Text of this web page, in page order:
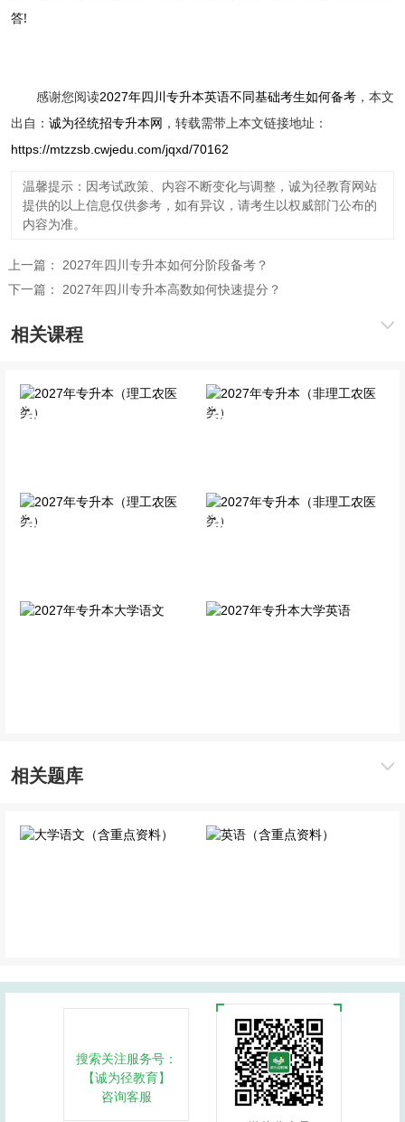
答!
感谢您阅读2027年四川专升本英语不同基础考生如何备考，本文
出自： 诚为径统招专升本网 ，转载需带上本文链接地址：
https://mtzzsb.cwjedu.com/jqxd/70162
温馨提示：因考试政策、内容不断变化与调整，诚为径教育网站
提供的以上信息仅供参考，如有异议，请考生以权威部门公布的
内容为准。
上一篇： 2027年四川专升本如何分阶段备考？
下一篇： 2027年四川专升本高数如何快速提分？
相关课程
2027年专升本（理工农医
2027年专升本（非理工农
2027年专升本（理工农医
2027年专升本（非理工农
相关题库
搜索关注服务号：
【诚为径教育】
咨询客服